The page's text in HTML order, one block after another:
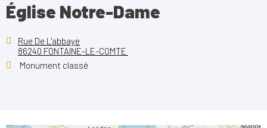
Église Notre-Dame
Rue De L'abbaye
86240 FONTAINE-LE-COMTE
Monument classé